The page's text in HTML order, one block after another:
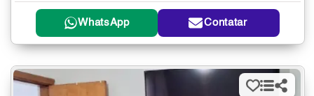
WhatsApp Contatar